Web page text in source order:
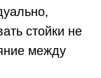
стойки не
между